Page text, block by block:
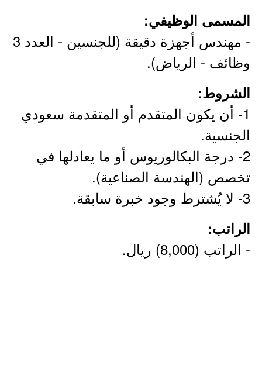
المسمى الوظيفي:
- مهندس أجهزة دقيقة ‎(للجنسين - العدد 3
وظائف - الرياض).
الشروط:
1- أن يكون المتقدم أو المتقدمة سعودي
الجنسية.
2- درجة البكالوريوس أو ما يعادلها في
تخصص (الهندسة الصناعية).
3- لا يُشترط وجود خبرة سابقة.
الراتب:
- الراتب (8,000) ريال.